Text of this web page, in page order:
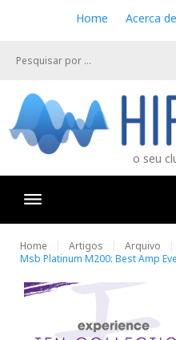
e
Home Acerca
o seu
Home Artigos Arquivo
Msb Platinum M200: Best Amp